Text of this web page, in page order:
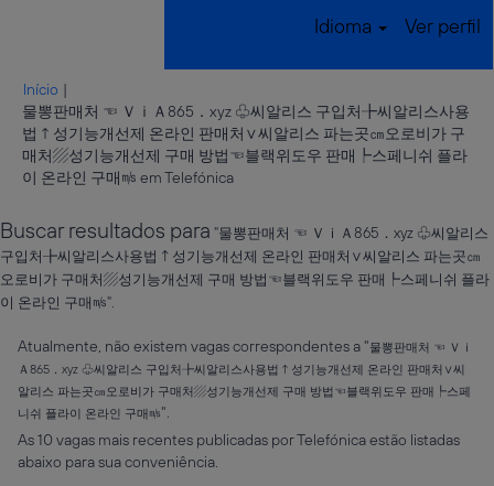
Idioma Ver perfil
Início |
물뽕판매처 ☜ ＶｉＡ865．xyz ♧씨알리스 구입처╊씨알리스사용
법↑성기능개선제 온라인 판매처∨씨알리스 파는곳㎝오로비가 구
매처▨성기능개선제 구매 방법☜블랙위도우 판매┡스페니쉬 플라
이 온라인 구매㎧ em Telefónica(página
Buscar resultados para "물뽕판매처 ☜ ＶｉＡ865．xyz ♧씨알리스
구입처╊씨알리스사용법↑성기능개선제 온라인 판매처∨씨알리스 파는곳㎝
오로비가 구매처▨성기능개선제 구매 방법☜블랙위도우 판매┡스페니쉬 플라
이 온라인 구매㎧".
Atualmente, não existem vagas correspondentes a "물뽕판매처 ☜ Ｖｉ
Ａ865．xyz ♧씨알리스 구입처╊씨알리스사용법↑성기능개선제 온라인 판매처∨씨
알리스 파는곳㎝오로비가 구매처▨성기능개선제 구매 방법☜블랙위도우 판매┡스페
니쉬 플라이 온라인 구매㎧".
As 10 vagas mais recentes publicadas por Telefónica estão listadas
abaixo para sua conveniência.